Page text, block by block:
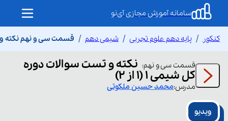
سامانه آموزش مجازی آی‌نو
کنکور پایه دهم علوم تجربی شیمی دهم قسمت سی و نهم نکته و
قسمت سی و نهم: نکته و تست سوالات دوره
کل شیمی 1 (1 از 2)
مدرس:محمد حسینملکوتی
ویدیو